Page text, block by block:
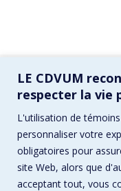
LE CDVUM
respecter la vie
L'utilisation de
personnaliser votre
obligatoires pour
site Web, alors que
acceptant tout, vous
©